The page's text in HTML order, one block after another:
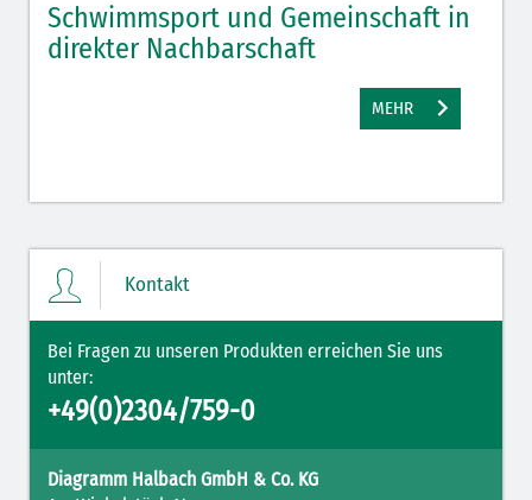
Schwimmsport und Gemeinschaft in
direkter Nachbarschaft
MEHR
Kontakt
Bei Fragen zu unseren Produkten erreichen Sie uns
unter:
+49(0)2304/759-0
Diagramm Halbach GmbH & Co. KG